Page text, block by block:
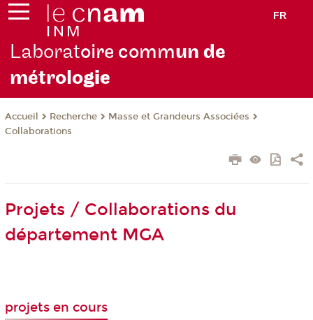
FR
Laboratoire commun de
métrologie
Accueil Recherche
Masse et Grandeurs Associées
Collaborations
Projets / Collaborations du
département MGA
projets en cours